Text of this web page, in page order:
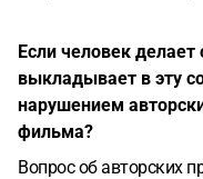
Если человек
выкладывает в эту
нарушением
фильма?
Вопрос об авторских